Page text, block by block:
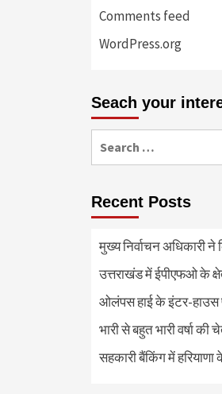
Comments feed
WordPress.org
Seach your
for:
Recent Posts
मुख्य निर्वाचन अधिकारी
उत्तराखंड में ईपीएफओ के
ओलंपस हाई के इंटर-हाउस
भारी से बहुत भारी वर्षा
सहकारी बैंकिंग में